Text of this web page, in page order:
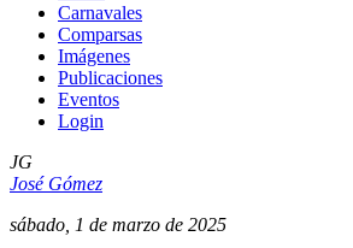
Carnavales
Comparsas
Imágenes
Publicaciones
Eventos
Login
JG
José Gómez
sábado, 1 de marzo de 2025